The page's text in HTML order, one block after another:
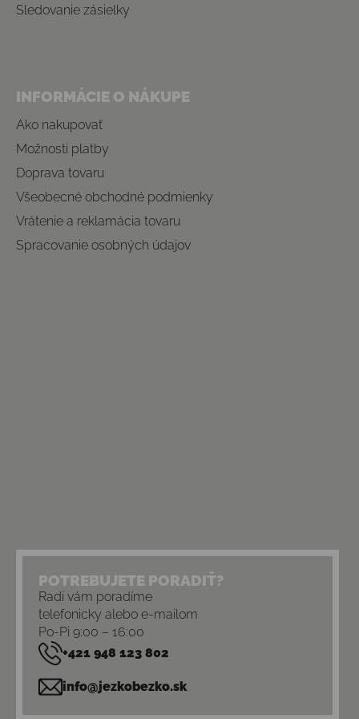
Sledovanie zásielky
INFORMÁCIE O NÁKUPE
Ako nakupovať
Možnosti platby
Doprava tovaru
Všeobecné obchodné podmienky
Vrátenie a reklamácia tovaru
Spracovanie osobných údajov
POTREBUJETE PORADIŤ?
Radi vám poradíme
telefonicky alebo e-mailom
Po-Pi 9:00 – 16:00
+421 948 123 802
info@jezkobezko.sk